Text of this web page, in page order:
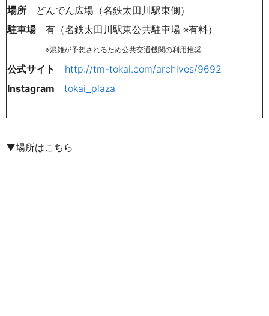
場所 どんでん広場（名鉄太田川駅東側）
駐車場有（名鉄太田川駅東公共駐車場 ※有料）
※混雑が予想されるため公共交通機関の利用推奨
公式サイト
http://tm-tokai.com/archives/9692
Instagram tokai_plaza
▼場所はこちら